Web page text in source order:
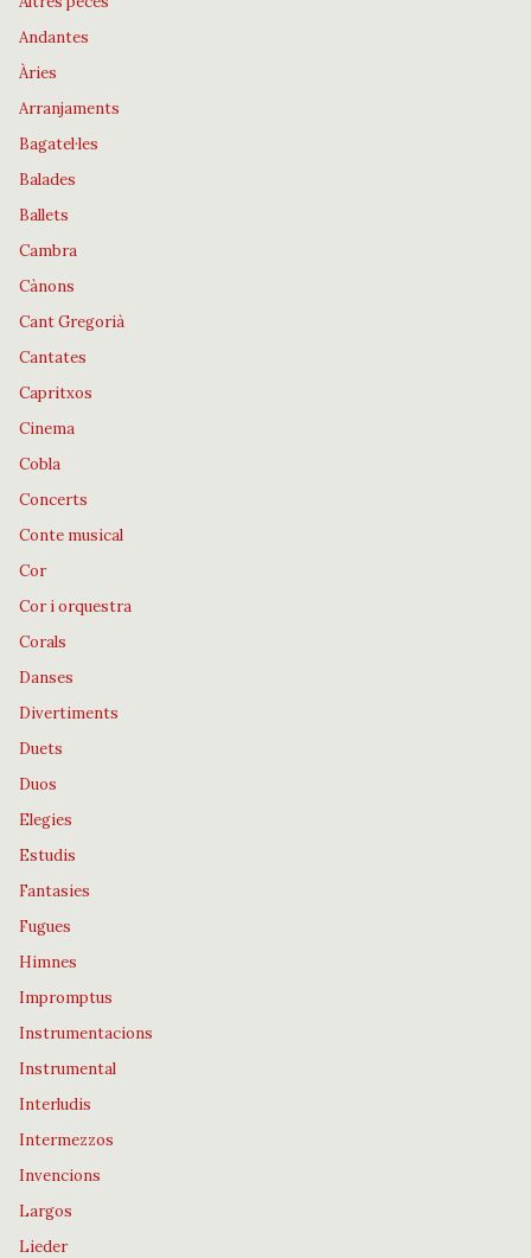
Andantes
Àries
Arranjaments
Bagatel·les
Balades
Ballets
Cambra
Cànons
Cant Gregorià
Cantates
Capritxos
Cinema
Cobla
Concerts
Conte musical
Cor
Cor i orquestra
Corals
Danses
Divertiments
Duets
Duos
Elegies
Estudis
Fantasies
Fugues
Himnes
Impromptus
Instrumentacions
Instrumental
Interludis
Intermezzos
Invencions
Largos
Lieder